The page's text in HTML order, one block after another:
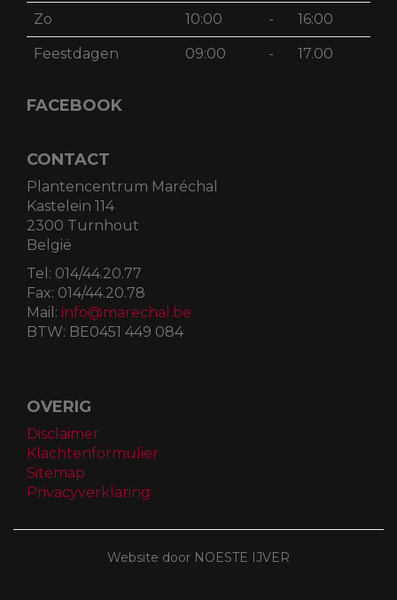
Zo 10:00 - 16:00
Feestdagen 09:00 - 17.00
FACEBOOK
CONTACT
Plantencentrum Maréchal
Kastelein 114
2300 Turnhout
België
Tel: 014/44.20.77
Fax: 014/44.20.78
Mail: info@marechal.be
BTW: BE0451 449 084
OVERIG
Disclaimer
Klachtenformulier
Sitemap
Privacyverklaring
Website door NOESTE IJVER